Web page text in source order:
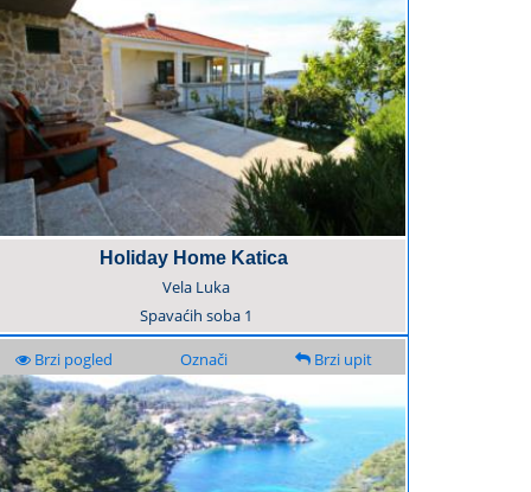
Holiday Home Katica
Vela Luka
Spavaćih soba 1
Brzi pogled Označi Brzi upit